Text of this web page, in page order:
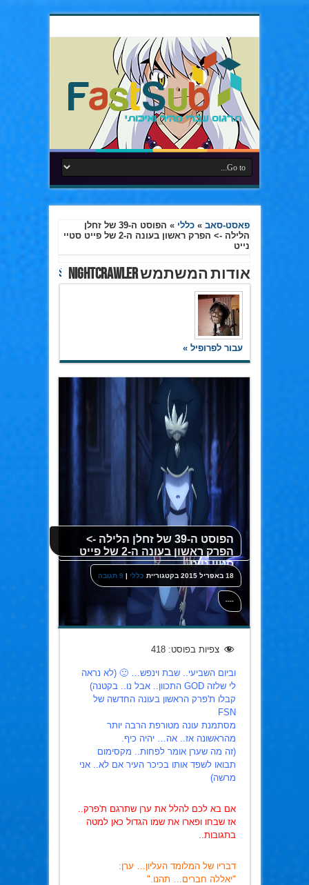
פאסט-סאב »כללי »
הפוסט ה-39 של זחלן
הלילה -> הפרק ראשון בעונה ה-2 של פייט סטיי
נייט
אודות המשתמש nightCrawler
עבור לפרופיל »
הפוסט ה-39 של זחלן הלילה ->
הפרק ראשון בעונה ה-2 של פייט
סטיי נייט
18 באפריל 2015 בקטגוריית כללי | 9 תגובה
----
צפיות בפוסט: 418
וביום השביעי.. שבת וינפש… 🙂 (לא נראה
לי שלזה GOD התכוון.. אבל נו.. בקטנה)
קבלו ת'פרק הראשון בעונה החדשה של
FSN
מסתמנת עונה מטורפת הרבה יותר
מהראשונה אז.. אה… יהיה כיף.
(זה מה שערן אומר לפחות.. מקסימום
תבואו לשפד אותו בכיכר העיר אם לא.. אני
מרשה)
אם בא לכם להלל את ערן שתרגם ת'פרק..
אז שבחו ופארו את שמו הגדול כאן למטה
בתגובות..
דבריו של המלומד העליון… ערן:
"יאללה חברים… תהנו."